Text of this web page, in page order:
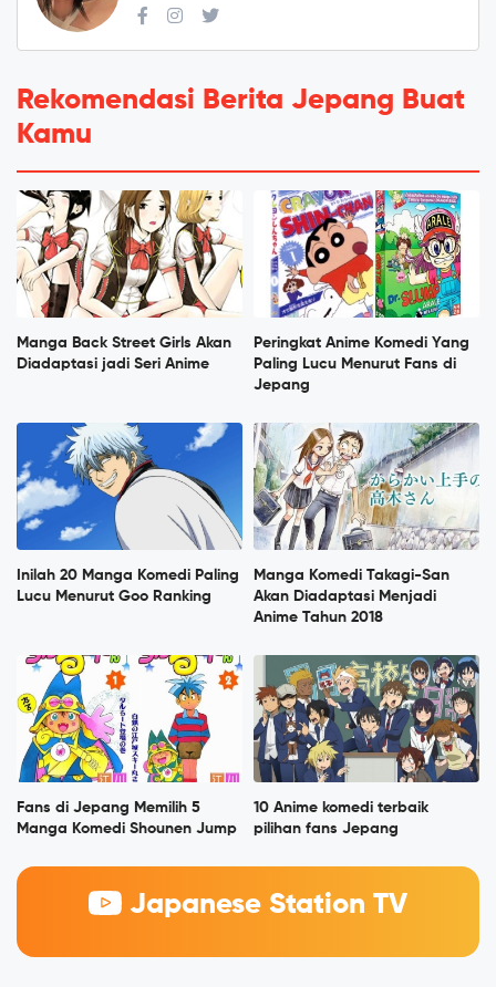
Rekomendasi Berita Jepang Buat
Kamu
Manga Back Street Girls Akan
Diadaptasi jadi Seri Anime
Peringkat Anime Komedi Yang
Paling Lucu Menurut Fans di
Jepang
Inilah 20 Manga Komedi Paling
Lucu Menurut Goo Ranking
Manga Komedi Takagi-San
Akan Diadaptasi Menjadi
Anime Tahun 2018
Fans di Jepang Memilih 5
Manga Komedi Shounen Jump
10 Anime komedi terbaik
pilihan fans Jepang
Japanese Station TV